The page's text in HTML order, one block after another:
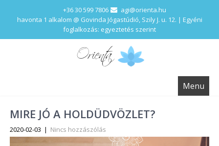
+36 30 599 7806
agi@orienta.hu
havonta 1 alkalom @ Govinda Jógastúdió, Szily J. u. 12. | Egyéni
foglalkozás: egyeztetés szerint
Menu
MIRE JÓ A HOLDÜDVÖZLET?
2020-02-03 | Nincs hozzászólás